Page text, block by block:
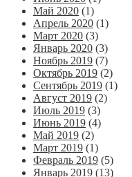
Май 2020 (1)
Апрель 2020 (1)
Март 2020 (3)
Январь 2020 (3)
Ноябрь 2019 (7)
Октябрь 2019 (2)
Сентябрь 2019 (1)
Август 2019 (2)
Июль 2019 (3)
Июнь 2019 (4)
Май 2019 (2)
Март 2019 (1)
Февраль 2019 (5)
Январь 2019 (13)